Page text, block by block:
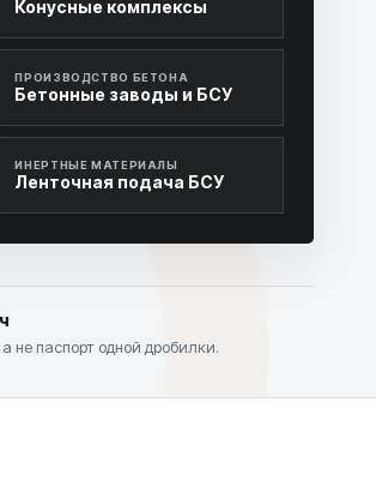
Конусные комплексы
ПРОИЗВОДСТВО БЕТОНА
Бетонные заводы и БСУ
ИНЕРТНЫЕ МАТЕРИАЛЫ
Ленточная подача БСУ
не паспорт одной дробилки.